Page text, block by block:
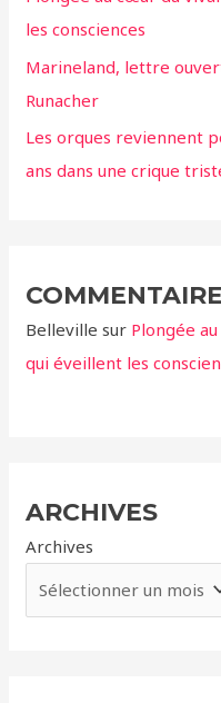
:les consciences
Marineland, lettre
Runacher
Les orques reviennent
ans dans une crique
Belleville sur Plongée
qui éveillent les
ARCHIVES
Archives